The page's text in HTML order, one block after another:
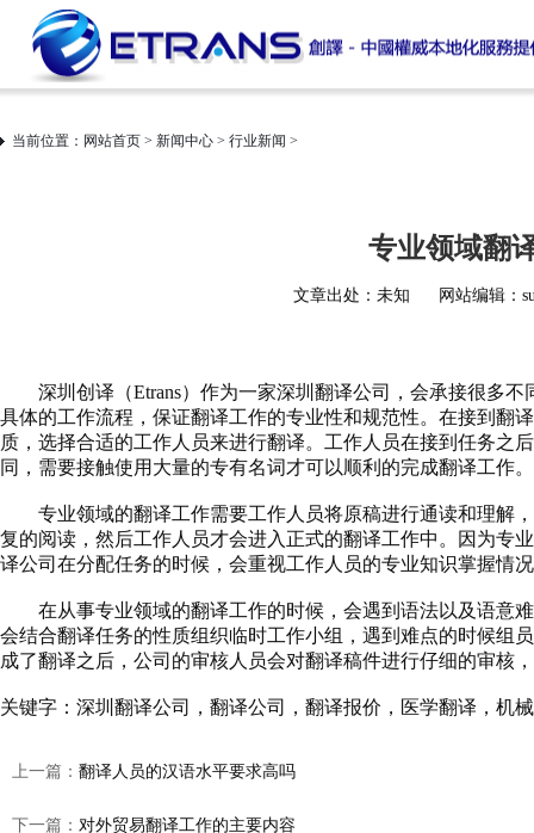
当前位置： 网站首页 > 新闻中心 > 行业新闻 >
专业领域翻
文章出处：未知 网站编辑：
深圳创译（Etrans）作为一家深圳翻译公司
，会承接很多
具体的工作流程，保证翻译工作的专业性和规范性。在接到翻
质，选择合适的工作人员来进行翻译。工作人员在接到任务之
同，需要接触使用大量的专有名词才可以顺利的完成翻译工作。
专业领域的翻译工作需要工作人员将原稿进行通读和理解
复的阅读，然后工作人员才会进入正式的翻译工作中。因为专
译公司在分配任务的时候，会重视工作人员的专业知识掌握情
在从事专业领域的翻译工作的时候，会遇到语法以及语意
会结合翻译任务的性质组织临时工作小组，遇到难点的时候组
成了翻译之后，公司的审核人员会对翻译稿件进行仔细的审核
关键字： 深圳翻译公司 ， 翻译公司 ， 翻译报价 ， 医学翻译 ， 机
上一篇： 翻译人员的汉语水平要求高吗
下一篇： 对外贸易翻译工作的主要内容